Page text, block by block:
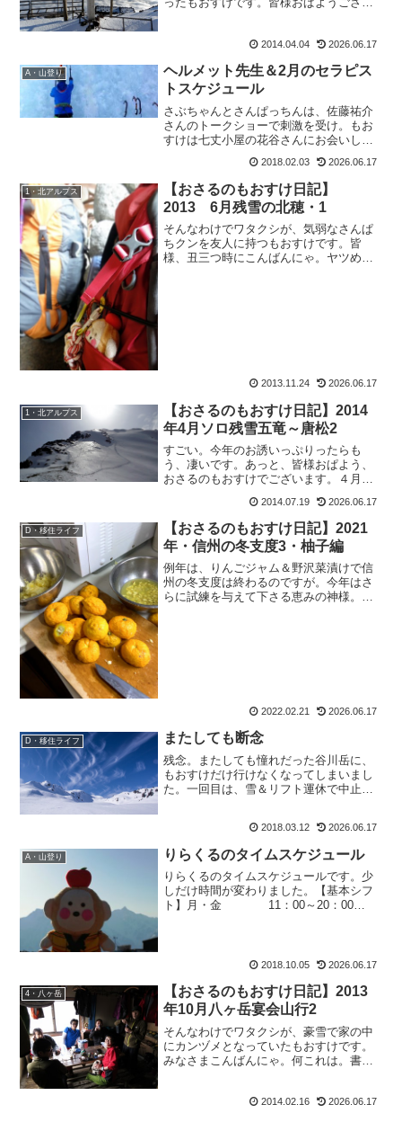
ヘ。食べちった。これから暫くは野菜生
活魚生活で食事改善しないと、...
2014.04.04 2026.06.17
A・山登り
ヘルメット先生＆2月のセラピス
トスケジュール
さぶちゃんとさんぱっちんは、佐藤祐介
さんのトークショーで刺激を受け。もお
すけは七丈小屋の花谷さんにお会いし
ちゃんは、NHKのTVに映ったおやびんを
見て「あれ？この人って、おやびんさ
ん・・・！？」と、驚いて...
2018.02.03 2026.06.17
1・北アルプス
【おさるのもおすけ日記】
2013 6月残雪の北穂・1
そんなわけでワタクシが、気弱なさんぱ
ちクンを友人に持つもおすけです。皆
様、丑三つ時にこんばんにゃ。ヤツめ。
2013.11.24 2026.06.17
1・北アルプス
【おさるのもおすけ日記】2014
年4月ソロ残雪五竜～唐松2
すごい。今年のお誘いっぷりったらも
う、凄いです。あっと、皆様おぱよう、
おさるのもおすけでございます。４月か
に、先月の休日90％山行、今月も３山
行、来月は大縦走。そして既に９月の山
行のお誘いが３件。１０月...
2014.07.19 2026.06.17
D・移住ライフ
【おさるのもおすけ日記】2021
年・信州の冬支度3・柚子編
例年は、りんごジャム＆野沢菜漬けで信
州の冬支度は終わるのですが。今年はさ
らに試練を与えて下さる恵みの神様。あ
2022.02.21 2026.06.17
D・移住ライフ またしても断念
残念。またしても憧れだった谷川岳に、
もおすけだけ行けなくなってしまいまし
た。一回目は、雪＆リフト運休で中止。
け欠席。もおすけにとっては初めての山
だから、尚更一緒に登...
2018.03.12 2026.06.17
A・山登り りらくるのタイムスケジュール
りらくるのタイムスケジュールです。少
しだけ時間が変わりました。【基本シフ
ト】月・金 11：00～20：00
2018.10.05 2026.06.17
4・八ヶ岳
【おさるのもおすけ日記】2013
年10月八ヶ岳宴会山行2
そんなわけでワタクシが、豪雪で家の中
にカンヅメとなっていたもおすけです。
みなさまこんばんにゃ。何これは。書け
すから。早速、弾丸更新していきますよ
2014.02.16 2026.06.17